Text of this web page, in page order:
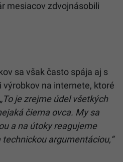
mesiacov zdvojnásobili
sa však často spája aj s
na internete, ktoré
„To je zrejme údel všetkých
čierna ovca. My sa
a na útoky reagujeme
argumentáciou,“